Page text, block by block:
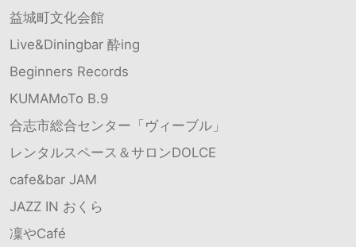
益城町文化会館
Live&Diningbar 酔ing
Beginners Records
KUMAMoTo B.9
合志市総合センター「ヴィーブル」
レンタルスペース＆サロンDOLCE
cafe&bar JAM
JAZZ IN おくら
凜やCafé